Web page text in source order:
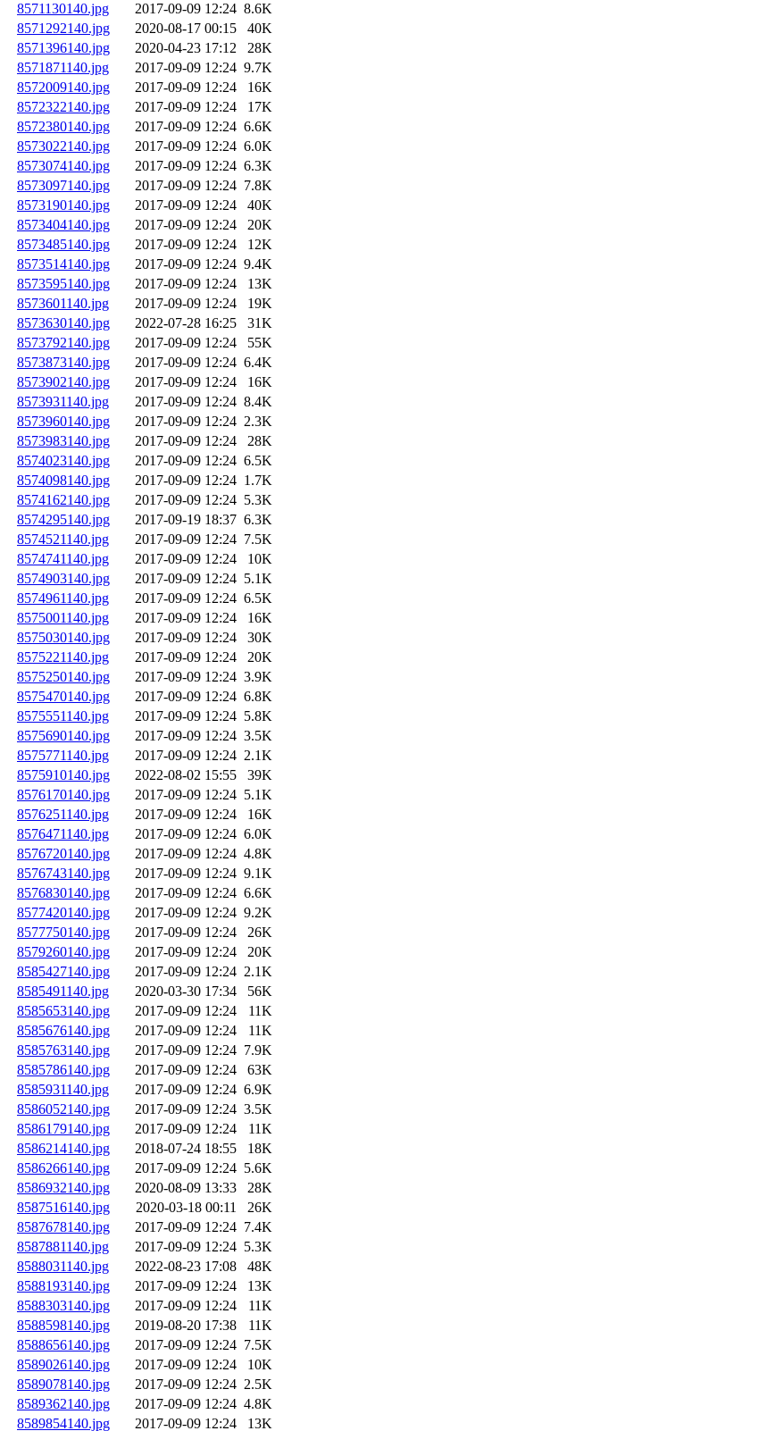
8571130140.jpg
2017-09-09 12:24 8.6K
8571292140.jpg
2020-08-17 00:15
40K
8571396140.jpg
2020-04-23 17:12
28K
8571871140.jpg
2017-09-09 12:24 9.7K
8572009140.jpg
2017-09-09 12:24
16K
8572322140.jpg
2017-09-09 12:24
17K
8572380140.jpg
2017-09-09 12:24 6.6K
8573022140.jpg
2017-09-09 12:24 6.0K
8573074140.jpg
2017-09-09 12:24 6.3K
8573097140.jpg
2017-09-09 12:24 7.8K
8573190140.jpg
2017-09-09 12:24
40K
8573404140.jpg
2017-09-09 12:24
20K
8573485140.jpg
2017-09-09 12:24
12K
8573514140.jpg
2017-09-09 12:24 9.4K
8573595140.jpg
2017-09-09 12:24
13K
8573601140.jpg
2017-09-09 12:24
19K
8573630140.jpg
2022-07-28 16:25
31K
8573792140.jpg
2017-09-09 12:24
55K
8573873140.jpg
2017-09-09 12:24 6.4K
8573902140.jpg
2017-09-09 12:24
16K
8573931140.jpg
2017-09-09 12:24 8.4K
8573960140.jpg
2017-09-09 12:24 2.3K
8573983140.jpg
2017-09-09 12:24
28K
8574023140.jpg
2017-09-09 12:24 6.5K
8574098140.jpg
2017-09-09 12:24 1.7K
8574162140.jpg
2017-09-09 12:24 5.3K
8574295140.jpg
2017-09-19 18:37 6.3K
8574521140.jpg
2017-09-09 12:24 7.5K
8574741140.jpg
2017-09-09 12:24
10K
8574903140.jpg
2017-09-09 12:24 5.1K
8574961140.jpg
2017-09-09 12:24 6.5K
8575001140.jpg
2017-09-09 12:24
16K
8575030140.jpg
2017-09-09 12:24
30K
8575221140.jpg
2017-09-09 12:24
20K
8575250140.jpg
2017-09-09 12:24 3.9K
8575470140.jpg
2017-09-09 12:24 6.8K
8575551140.jpg
2017-09-09 12:24 5.8K
8575690140.jpg
2017-09-09 12:24 3.5K
8575771140.jpg
2017-09-09 12:24 2.1K
8575910140.jpg
2022-08-02 15:55
39K
8576170140.jpg
2017-09-09 12:24 5.1K
8576251140.jpg
2017-09-09 12:24
16K
8576471140.jpg
2017-09-09 12:24 6.0K
8576720140.jpg
2017-09-09 12:24 4.8K
8576743140.jpg
2017-09-09 12:24 9.1K
8576830140.jpg
2017-09-09 12:24 6.6K
8577420140.jpg
2017-09-09 12:24 9.2K
8577750140.jpg
2017-09-09 12:24
26K
8579260140.jpg
2017-09-09 12:24
20K
8585427140.jpg
2017-09-09 12:24 2.1K
8585491140.jpg
2020-03-30 17:34
56K
8585653140.jpg
2017-09-09 12:24
11K
8585676140.jpg
2017-09-09 12:24
11K
8585763140.jpg
2017-09-09 12:24 7.9K
8585786140.jpg
2017-09-09 12:24
63K
8585931140.jpg
2017-09-09 12:24 6.9K
8586052140.jpg
2017-09-09 12:24 3.5K
8586179140.jpg
2017-09-09 12:24
11K
8586214140.jpg
2018-07-24 18:55
18K
8586266140.jpg
2017-09-09 12:24 5.6K
8586932140.jpg
2020-08-09 13:33
28K
8587516140.jpg
2020-03-18 00:11
26K
8587678140.jpg
2017-09-09 12:24 7.4K
8587881140.jpg
2017-09-09 12:24 5.3K
8588031140.jpg
2022-08-23 17:08
48K
8588193140.jpg
2017-09-09 12:24
13K
8588303140.jpg
2017-09-09 12:24
11K
8588598140.jpg
2019-08-20 17:38
11K
8588656140.jpg
2017-09-09 12:24 7.5K
8589026140.jpg
2017-09-09 12:24
10K
8589078140.jpg
2017-09-09 12:24 2.5K
8589362140.jpg
2017-09-09 12:24 4.8K
8589854140.jpg
2017-09-09 12:24 13K